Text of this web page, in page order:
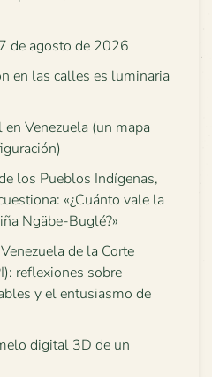
de agosto de 2026
en las calles es luminaria
Venezuela (un mapa
los Pueblos Indígenas,
«¿Cuánto vale la
Ngäbe-Buglé?»
de la Corte
reflexiones sobre
y el entusiasmo de
digital 3D de un